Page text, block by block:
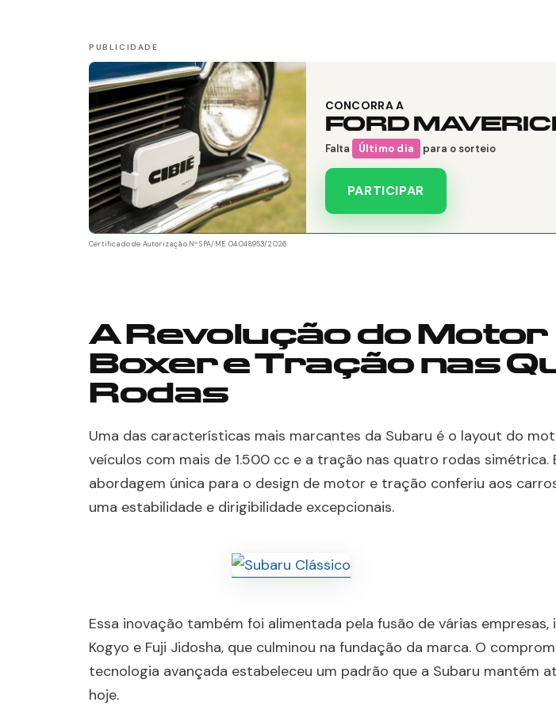
CONCORRA A
FORD
Falta Último dia para o sorteio
PARTICIPAR
Certificado de Autorização Nº SPA/ME 04.048953/2026
A Revolução do Motor
Boxer e Tração nas
Rodas
Uma das características mais marcantes da Subaru é o layout do
veículos com mais de 1.500 cc e a tração nas quatro rodas simétrica.
abordagem única para o design de motor e tração conferiu aos
uma estabilidade e dirigibilidade excepcionais.
Essa inovação também foi alimentada pela fusão de várias empresas,
Kogyo e Fuji Jidosha, que culminou na fundação da marca. O
tecnologia avançada estabeleceu um padrão que a Subaru mantém
hoje.